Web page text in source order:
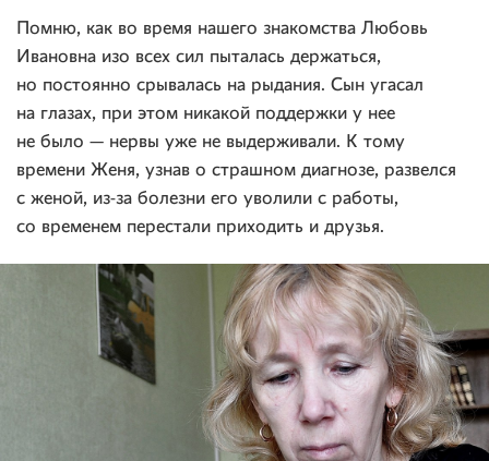
Помню, как во время нашего знакомства Любовь
Ивановна изо всех сил пыталась держаться,
но постоянно срывалась на рыдания. Сын угасал
на глазах, при этом никакой поддержки у нее
не было — нервы уже не выдерживали. К тому
времени Женя, узнав о страшном диагнозе, развелся
с женой, из-за болезни его уволили с работы,
со временем перестали приходить и друзья.